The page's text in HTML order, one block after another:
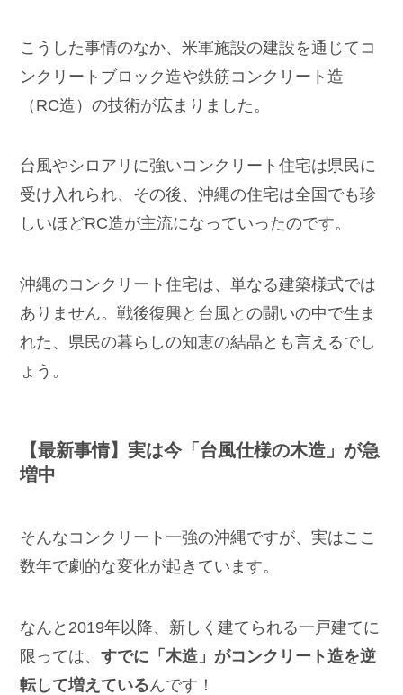
こうした事情のなか、米軍施設の建設を通じてコ
ンクリートブロック造や鉄筋コンクリート造
（RC造）の技術が広まりました。
台風やシロアリに強いコンクリート住宅は県民に
受け入れられ、その後、沖縄の住宅は全国でも珍
しいほどRC造が主流になっていったのです。
沖縄のコンクリート住宅は、単なる建築様式では
ありません。戦後復興と台風との闘いの中で生ま
れた、県民の暮らしの知恵の結晶とも言えるでし
ょう。
【最新事情】実は今「台風仕様の木造」が急
増中
そんなコンクリート一強の沖縄ですが、実はここ
数年で劇的な変化が起きています。
なんと2019年以降、新しく建てられる一戸建てに
限っては、すでに「木造」がコンクリート造を逆
転して増えているんです！